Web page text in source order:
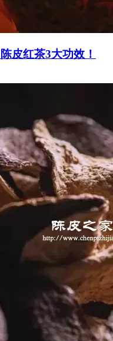
皮红茶3大功效！